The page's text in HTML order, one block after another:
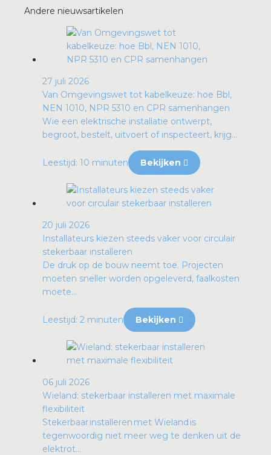
Andere nieuwsartikelen
27 juli 2026
Van Omgevingswet tot kabelkeuze: hoe Bbl,
NEN 1010, NPR 5310 en CPR samenhangen
Wie een elektrische installatie ontwerpt,
begroot, bestelt, uitvoert of inspecteert, krijg...
Leestijd: 10 minuten Bekijken
20 juli 2026
Installateurs kiezen steeds vaker voor circulair
stekerbaar installeren
De druk op de bouw neemt toe. Projecten
moeten sneller worden opgeleverd, faalkosten
moete...
Leestijd: 2 minuten Bekijken
06 juli 2026
Wieland: stekerbaar installeren met maximale
flexibiliteit
Stekerbaar installeren met Wieland is
tegenwoordig niet meer weg te denken uit de
elektrot...
groothandels